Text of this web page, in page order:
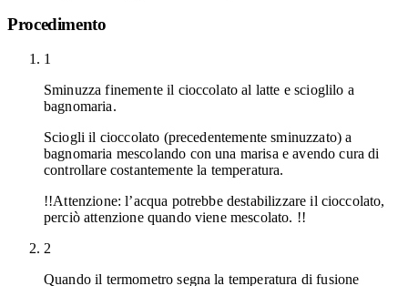
Procedimento
1
Sminuzza finemente il cioccolato al latte e scioglilo a
bagnomaria.
Sciogli il cioccolato (precedentemente sminuzzato) a
bagnomaria mescolando con una marisa e avendo cura di
controllare costantemente la temperatura.
!!Attenzione: l’acqua potrebbe destabilizzare il cioccolato,
perciò attenzione quando viene mescolato. !!
2
Quando il termometro segna la temperatura di fusione